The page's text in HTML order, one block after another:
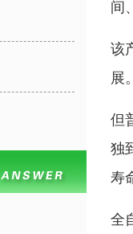
间
该
展
但
独
寿
全